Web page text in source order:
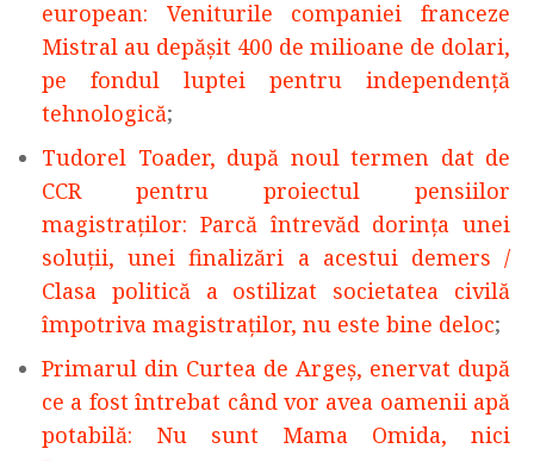
european: Veniturile companiei franceze
Mistral au depășit 400 de milioane de dolari,
pe fondul luptei pentru independență
tehnologică;
Tudorel Toader, după noul termen dat de
CCR pentru proiectul pensiilor
magistraţilor: Parcă întrevăd dorinţa unei
soluţii, unei finalizări a acestui demers /
Clasa politică a ostilizat societatea civilă
împotriva magistraţilor, nu este bine deloc;
Primarul din Curtea de Argeș, enervat după
ce a fost întrebat când vor avea oamenii apă
potabilă: Nu sunt Mama Omida, nici